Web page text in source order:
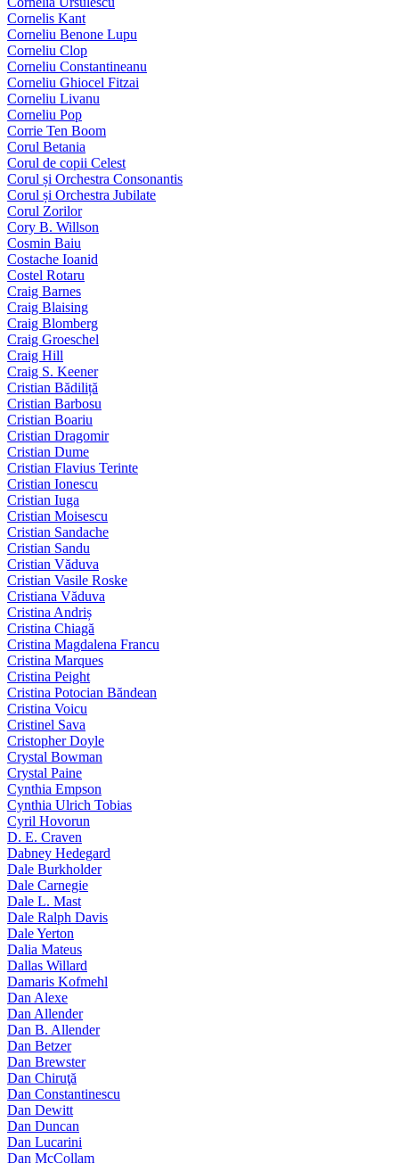
Cornelis Kant
Corneliu Benone Lupu
Corneliu Clop
Corneliu Constantineanu
Corneliu Ghiocel Fitzai
Corneliu Livanu
Corneliu Pop
Corrie Ten Boom
Corul Betania
Corul de copii Celest
Corul și Orchestra Consonantis
Corul și Orchestra Jubilate
Corul Zorilor
Cory B. Willson
Cosmin Baiu
Costache Ioanid
Costel Rotaru
Craig Barnes
Craig Blaising
Craig Blomberg
Craig Groeschel
Craig Hill
Craig S. Keener
Cristian Bădiliță
Cristian Barbosu
Cristian Boariu
Cristian Dragomir
Cristian Dume
Cristian Flavius Terinte
Cristian Ionescu
Cristian Iuga
Cristian Moisescu
Cristian Sandache
Cristian Sandu
Cristian Văduva
Cristian Vasile Roske
Cristiana Văduva
Cristina Andriș
Cristina Chiagă
Cristina Magdalena Francu
Cristina Marques
Cristina Peight
Cristina Potocian Băndean
Cristina Voicu
Cristinel Sava
Cristopher Doyle
Crystal Bowman
Crystal Paine
Cynthia Empson
Cynthia Ulrich Tobias
Cyril Hovorun
D. E. Craven
Dabney Hedegard
Dale Burkholder
Dale Carnegie
Dale L. Mast
Dale Ralph Davis
Dale Yerton
Dalia Mateus
Dallas Willard
Damaris Kofmehl
Dan Alexe
Dan Allender
Dan B. Allender
Dan Betzer
Dan Brewster
Dan Chiruţă
Dan Constantinescu
Dan Dewitt
Dan Duncan
Dan Lucarini
Dan McCollam